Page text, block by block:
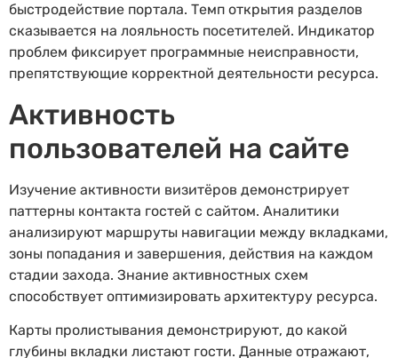
быстродействие портала. Темп открытия разделов
сказывается на лояльность посетителей. Индикатор
проблем фиксирует программные неисправности,
препятствующие корректной деятельности ресурса.
Активность
пользователей на сайте
Изучение активности визитёров демонстрирует
паттерны контакта гостей с сайтом. Аналитики
анализируют маршруты навигации между вкладками,
зоны попадания и завершения, действия на каждом
стадии захода. Знание активностных схем
способствует оптимизировать архитектуру ресурса.
Карты пролистывания демонстрируют, до какой
глубины вкладки листают гости. Данные отражают,